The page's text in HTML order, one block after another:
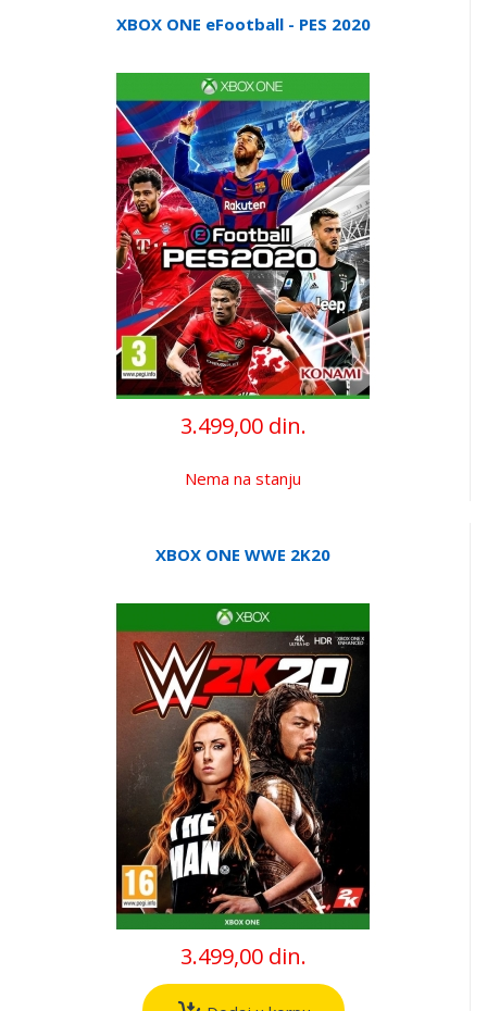
XBOX ONE eFootball - PES 2020
3.499,00 din.
Nema na stanju
XBOX ONE WWE 2K20
3.499,00 din.